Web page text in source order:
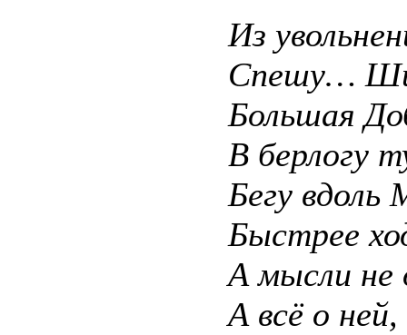
Из
Спешу…
Большая
В берлогу
Бегу вдоль
Быстрее
А мысли не
А всё о